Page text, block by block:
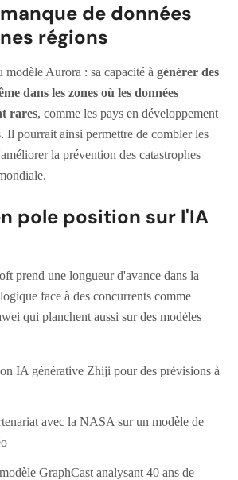
de données
régions
Aurora : sa capacité à générer des
dans les zones où les données
rares, comme les pays en développement
Il pourrait ainsi permettre de combler les
la prévention des catastrophes
pole position sur l'IA
prend une longueur d'avance dans la
face à des concurrents comme
qui planchent aussi sur des modèles
IA générative Zhiji pour des prévisions à
avec la NASA sur un modèle de
GraphCast analysant 40 ans de